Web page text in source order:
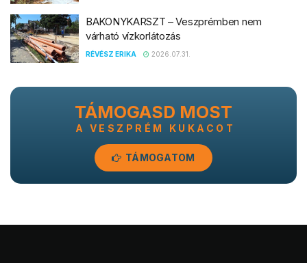
BAKONYKARSZT – Veszprémben nem
várható vízkorlátozás
RÉVÉSZ ERIKA 2026.07.31.
TÁMOGASD MOST
A VESZPRÉM KUKACOT
TÁMOGATOM